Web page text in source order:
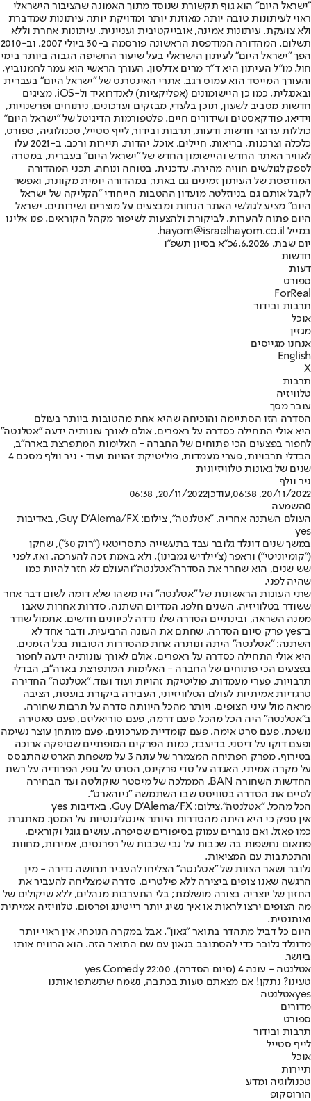
"ישראל היום" הוא גוף תקשורת שנוסד מתוך האמונה שהציבור הישראלי
ראוי לעיתונות טובה יותר, מאוזנת יותר ומדויקת יותר. עיתונות שמדברת
ולא צועקת. עיתונות אמינה, אובייקטיבית ועניינית. עיתונות אחרת וללא
תשלום. המהדורה המודפסת הראשונה פורסמה ב-30 ביולי 2007, וב-2010
הפך "ישראל היום" לעיתון הישראלי בעל שיעור החשיפה הגבוה ביותר בימי
חול. מו"ל העיתון היא ד"ר מרים אדלסון. העורך הראשי הוא עמר לחמנוביץ,
והעורך המייסד הוא עמוס רגב. אתרי האינטרנט של "ישראל היום" בעברית
ובאנגלית, כמו כן היישומונים (אפליקציות) לאנדרואיד ול-iOS, מציגים
חדשות מסביב לשעון, תוכן בלעדי, מבזקים ועדכונים, ניתוחים ופרשנויות,
וידיאו, פודקאסטים ושידורים חיים. פלטפורמות הדיגיטל של "ישראל היום"
כוללות ערוצי חדשות ודעות, תרבות ובידור, לייף סטייל, טכנולוגיה, ספורט,
כלכלה וצרכנות, בריאות, חיילים, אוכל, יהדות, תיירות ורכב. ב-2021 עלו
לאוויר האתר החדש והיישומון החדש של "ישראל היום" בעברית, במטרה
לספק לגולשים חוויה מהירה, עדכנית, בטוחה ונוחה. תכני המהדורה
המודפסת של העיתון זמינים גם באתר, במהדורה יומית מקוונת, ואפשר
לקבל אותם גם בניוזלטר. מועדון ההטבות הייחודי "הקליקה של ישראל
היום" מציע לגולשי האתר הנחות ומבצעים על מוצרים ושירותים. ישראל
היום פתוח להערות, לביקורת ולהצעות לשיפור מקהל הקוראים. פנו אלינו
במייל hayom@israelhayom.co.il.
יום שבת, 6.6.2026
כ"א בסיון תשפ"ו
חדשות
דעות
ספורט
ForReal
תרבות ובידור
אוכל
מגזין
אנחנו מגייסים
English
X
תרבות
טלוויזיה
עובר מסך
הסדרה הזו הסתיימה והוכיחה שהיא אחת מהטובות ביותר בעולם
היא אולי התחילה כסדרה על ראפרים, אולם לאורך עונותיה ידעה "אטלנטה"
לחפור בפצעים הכי פתוחים של החברה - האלימות המתפרצת בארה"ב,
הבדלי תרבויות, פערי מעמדות, פוליטיקת זהויות ועוד • ניר וולף מסכם 4
שנים של גאונות טלוויזיונית
ניר וולף
20/11/2022, 06:38
,עודכן20/11/2022, 06:38
0השמעה
העולם השתנה אחריה. "אטלנטה", צילום: Guy D'Alema/FX, באדיבות
yes
במשך שנים דונלד גלובר עבד בתעשייה כתסריטאי ("רוק 30"), שחקן
("קומיוניטי") וראפר (צ'יילדיש גמבינו), ולא באמת זכה להערכה. ואז, לפני
שש שנים, הוא שחרר את הסדרה"אטלנטה"והעולם לא חזר להיות כמו
שהיה לפני.
שתי העונות הראשונות של "אטלנטה" היו משהו שלא דומה לשום דבר אחר
ששודר בטלוויזיה. השנים חלפו, המדיום השתנה, סדרות אחרות שאבו
ממנה השראה, ובינתיים הסדרה שלו נדדה לכיוונים חדשים. אתמול שודר
ב־yes פרק סיום הסדרה, שחתם את העונה הרביעית, ודבר אחד לא
השתנה: "אטלנטה" היתה ונותרה אחת מהסדרות הטובות בכל הזמנים.
היא אולי התחילה כסדרה על ראפרים, אולם לאורך עונותיה ידעה לחפור
בפצעים הכי פתוחים של החברה - האלימות המתפרצת בארה"ב, הבדלי
תרבויות, פערי מעמדות, פוליטיקת זהויות ועוד ועוד. "אטלנטה" החדירה
טרגדיות אמיתיות לעולם הטלוויזיוני, העבירה ביקורת בועטת, הציבה
מראה מול עיני הצופים, ויותר מהכל היוותה סדרה על תרבות שחורה.
ב"אטלנטה" היה הכל מהכל. פעם דרמה, פעם סוריאליזם, פעם סאטירה
נושכת, פעם סרט אימה, פעם קומדיית מערכונים, פעם מותחן עוצר נשימה
ופעם דוקו על דיסני. בדיעבד, כמות הפרקים המופתיים שסיפקה ארוכה
בטירוף. מפרק הפתיחה המצמרר של עונה 3 על משפחת הארט שהתבסס
על מקרה אמיתי, האגדה על טדי פרקינס, הסרט על גופי, הפרודיה על רשת
החדשות השחורה BAN, הממלכה של מיסטר שוקולטה ועד הבחירה
לסיים את הסדרה בטוויסט שבו השתמשה "ניוהארט".
הכל מהכל. "אטלנטה",צילום: Guy D'Alema/FX, באדיבות yes
אין ספק כי היא היתה מהסדרות היותר אינטליגנטיות על המסך. מאתגרת
כמו פאזל. ואם נוברים עמוק בסיפורים שסיפרה, עושים גוגל וקוראים,
פתאום נחשפות בה שכבות על גבי שכבות של רפרנסים, אמירות, מחוות
והתכתבות עם המציאות.
גלובר ושאר הצוות של "אטלנטה" הצליחו להעביר תחושה נדירה - מין
הרגשה שאנו צופים ביצירה ללא פילטרים. סדרה שמצליחה להעביר את
החזון של יוצריה בצורה מושלמת; בלי התערבות מנהלים, ללא שיקולים של
מה הצופים ירצו לראות או איך נשיג יותר רייטינג ופרסום. טלוויזיה אמיתית
ואותנטית.
היום כל דביל מתהדר בתואר "גאון". אבל במקרה הנוכחי, אין ראוי יותר
מדונלד גלובר כדי להסתובב בגאון עם שם התואר הזה. הוא הרוויח אותו
ביושר.
אטלנטה - עונה 4 (סיום הסדרה), yes Comedy 22:00
טעינו? נתקן! אם מצאתם טעות בכתבה, נשמח שתשתפו אותנו
yesאטלנטה
מדורים
ספורט
תרבות ובידור
לייף סטייל
אוכל
תיירות
טכנולוגיה ומדע
הורוסקופ